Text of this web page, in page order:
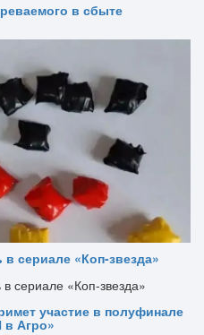
в сбыте
в сериале «Коп-звезда»
участие в полуфинале
в Агро»